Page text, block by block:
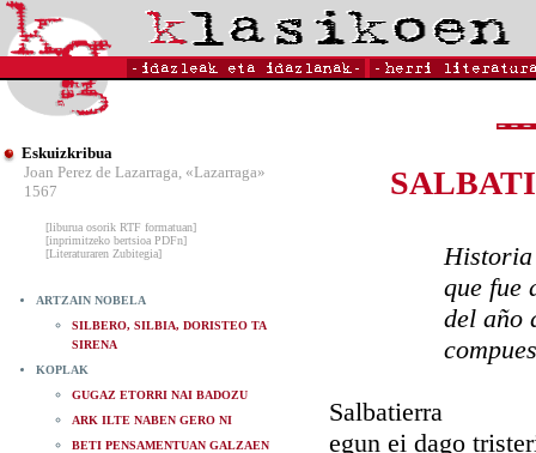
Eskuizkribua
Joan Perez de Lazarraga, «Lazarraga»
1567
[liburua osorik RTF formatuan]
[inprimitzeko bertsioa PDFn]
[Literaturaren Zubitegia]
ARTZAIN NOBELA
SILBERO, SILBIA, DORISTEO TA
SIRENA
KOPLAK
GUGAZ ETORRI NAI BADOZU
ARK ILTE NABEN GERO NI
BETI PENSAMENTUAN GALZAEN
Historia de la
que fue a
del año del
compuesta
Salbatierra
egun ei dago